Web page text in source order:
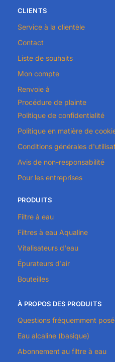
CLIENTS
Service à la clientèle
Contact
Liste de souhaits
Mon compte
Renvoie à
Procédure de plainte
Politique de confidentialité
Politique en matière de
Conditions générales
Avis de non-responsabilité
Pour les entreprises
PRODUITS
Filtre à eau
Filtres à eau Aqualine
Vitalisateurs d'eau
Épurateurs d'air
Bouteilles
À PROPOS DES PRODUITS
Questions fréquemment
Eau alcaline (basique)
Abonnement au filtre à eau